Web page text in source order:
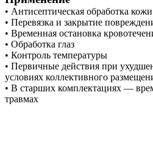
• Антисептическая обработка
• Перевязка и закрытие
• Временная остановка
• Обработка глаз
• Контроль температуры
• Первичные действия при
условиях коллективного
• В старших комплектациях —
травмах